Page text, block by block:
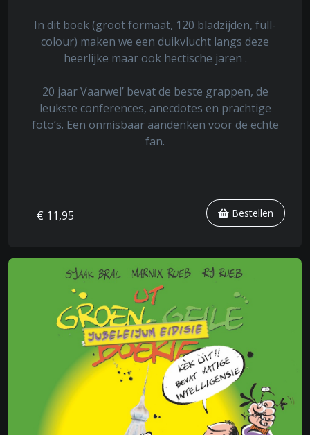
In dit boek (groot formaat, 120 bladzijden, full-
colour) maken we een duikvlucht langs deze
heerlijke maar ook hectische jaren .
20 jaar Vaarwel’ bevat de beste grappen, de
leukste conferences, anecdotes en prachtige
foto’s. Een onmisbaar aandenken voor de echte
fan.
€ 11,95 Bestellen